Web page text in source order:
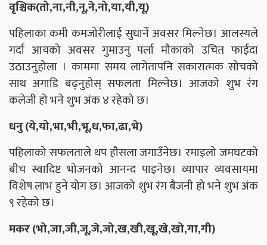
वृश्चिक(तो,ना,नी,नू,ने,नो,या,यी,यू)
पहिलाका कमी कमजोरीलाई सुधार्ने अवसर मिल्नेछ। आलस्यले
गर्दा आयको अवसर गुमाउनु पर्ला मौकाको उचित फाईदा
उठाउनुहोला । काममा समय लागेतापनि सकारात्मक सोचको
साथ अगाडि बढ्नुहोस् सफलता मिल्नेछ। आजको शुभ रंग
कलेजी हो भने शुभ अंक ४ रहेको छ।
धनु (ये,यो,भा,भी,भू,ध,फा,ढा,भे)
पहिलाको सफलताले थप हौसला जगाउँनेछ। रमाइलो जमघटको
बीच स्वादिष्ट भोजनको आनन्द पाइनेछ। व्यापार व्यवसायमा
विशेष लाभ हुने योग छ। आजको शुभ रंग बैजनी हो भने शुभ अंक
९ रहेको छ।
मकर (भो,जा,जी,जू,जे,जो,ख,खी,खू,खे,खो,गा,गी)